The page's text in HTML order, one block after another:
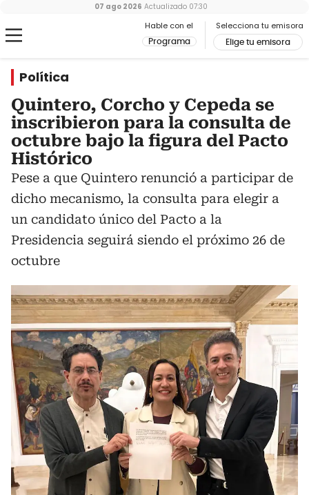
Hable con el
Programa
Selecciona tu emisora
Elige tu emisora
07 ago 2026 Actualizado 07:30
Política
Quintero, Corcho y Cepeda se
inscribieron para la consulta de
octubre bajo la figura del Pacto
Histórico
Pese a que Quintero renunció a participar de
dicho mecanismo, la consulta para elegir a
un candidato único del Pacto a la
Presidencia seguirá siendo el próximo 26 de
octubre